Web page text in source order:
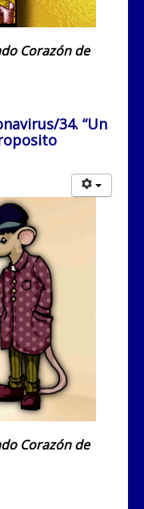
Corazón de
34. “Un
Corazón de